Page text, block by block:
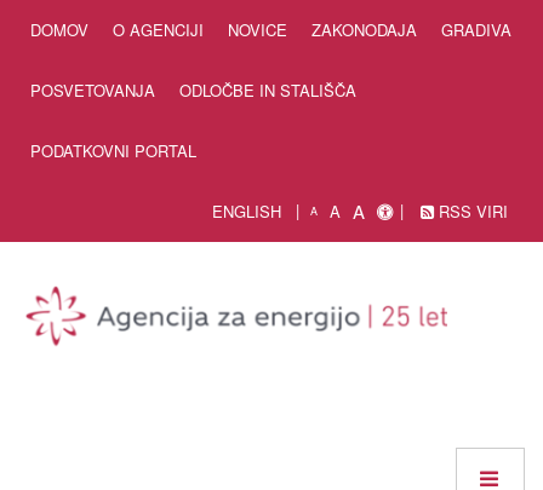
DOMOV O AGENCIJI NOVICE ZAKONODAJA GRADIVA
POSVETOVANJA ODLOČBE IN STALIŠČA
PODATKOVNI PORTAL
ENGLISH A A A RSS VIRI